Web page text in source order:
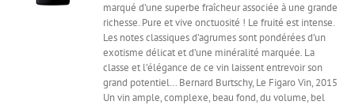
marqué d’une superbe fraîcheur associée à une grande
richesse. Pure et vive onctuosité ! Le fruité est intense.
Les notes classiques d’agrumes sont pondérées d’un
exotisme délicat et d’une minéralité marquée. La
classe et l’élégance de ce vin laissent entrevoir son
grand potentiel… Bernard Burtschy, Le Figaro Vin, 2015
Un vin ample, complexe, beau fond, du volume, bel